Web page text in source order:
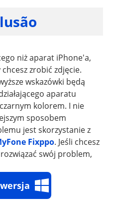
niż aparat iPhone'a,
zrobić zdjęcie.
wskazówki będą
aparatu
kolorem. I nie
sposobem
jest skorzystanie z
Fixppo. Jeśli chcesz
swój problem,